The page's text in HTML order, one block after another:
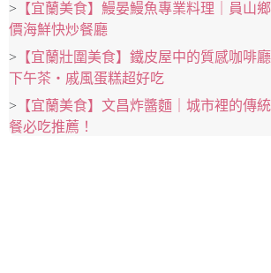
> 【宜蘭美食】鰻晏鰻魚專業料理｜員山
價海鮮快炒餐廳
> 【宜蘭壯圍美食】鐵皮屋中的質感咖啡
下午茶‧戚風蛋糕超好吃
> 【宜蘭美食】文昌炸醬麵｜城市裡的傳
餐必吃推薦！